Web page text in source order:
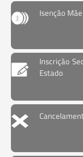
Isenção
Inscrição
Estado